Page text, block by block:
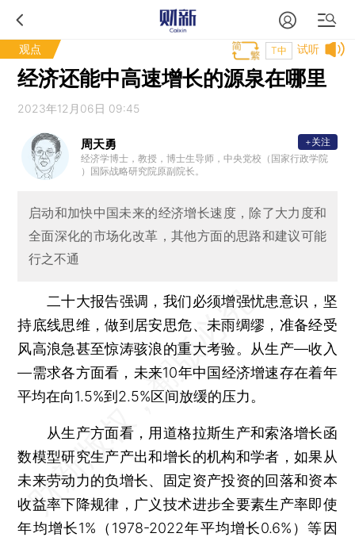
观点 试听
T中
经济还能中高速增长的源泉在哪里
2023年12月06日 09:45
周天勇
经济学博士，教授，博士生导师，中央党校（国家行政学院
）国际战略研究院原副院长。
+关注
启动和加快中国未来的经济增长速度，除了大力度和
全面深化的市场化改革，其他方面的思路和建议可能
行之不通
二十大报告强调，我们必须增强忧患意识，坚
持底线思维，做到居安思危、未雨绸缪，准备经受
风高浪急甚至惊涛骇浪的重大考验。从生产—收入
—需求各方面看，未来10年中国经济增速存在着年
平均在向1.5%到2.5%区间放缓的压力。
从生产方面看，用道格拉斯生产和索洛增长函
数模型研究生产产出和增长的机构和学者，如果从
未来劳动力的负增长、固定资产投资的回落和资本
收益率下降规律，广义技术进步全要素生产率即使
年均增长1%（1978-2022年平均增长0.6%）等因